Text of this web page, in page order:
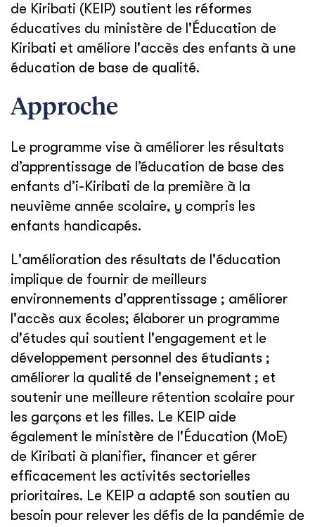
de Kiribati (KEIP) soutient les réformes
éducatives du ministère de l'Éducation de
Kiribati et améliore l'accès des enfants à une
éducation de base de qualité.
Approche
Le programme vise à améliorer les résultats
d’apprentissage de l’éducation de base des
enfants d’i-Kiribati de la première à la
neuvième année scolaire, y compris les
enfants handicapés.
L'amélioration des résultats de l'éducation
implique de fournir de meilleurs
environnements d'apprentissage ; améliorer
l'accès aux écoles; élaborer un programme
d'études qui soutient l'engagement et le
développement personnel des étudiants ;
améliorer la qualité de l'enseignement ; et
soutenir une meilleure rétention scolaire pour
les garçons et les filles. Le KEIP aide
également le ministère de l'Éducation (MoE)
de Kiribati à planifier, financer et gérer
efficacement les activités sectorielles
prioritaires. Le KEIP a adapté son soutien au
besoin pour relever les défis de la pandémie de